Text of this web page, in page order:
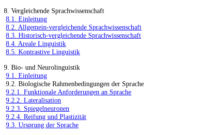
8. Vergleichende Sprachwissenschaft
8.1. Einleitung
8.2. Allgemein-vergleichende Sprachwissenschaft
8.3. Historisch-vergleichende Sprachwissenschaft
8.4. Areale Linguistik
8.5. Kontrastive Linguistik
9. Bio- und Neurolinguistik
9.1. Einleitung
9.2. Biologische Rahmenbedingungen der Sprache
9.2.1. Funktionale Anforderungen an Sprache
9.2.2. Lateralisation
9.2.3. Spiegelneuronen
9.2.4. Reifung und Plastizität
9.3. Ursprung der Sprache